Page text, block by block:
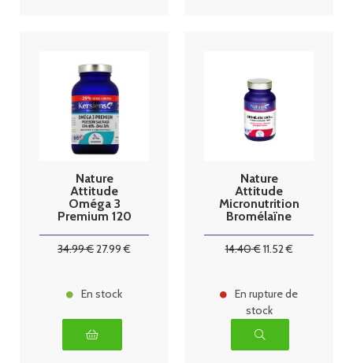
Nature
Attitude
Oméga 3
Premium 120
34.99€27.99 €
En stock
Nature
Attitude
Micronutrition
Bromélaïne
14.40€11.52€
En rupture de
stock